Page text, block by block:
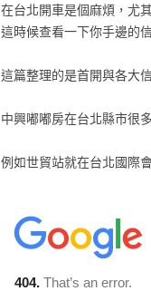
在台北開車是個麻煩，尤
這時候查看一下你手邊的
這篇整理的是首開與各大
中興嘟嘟房在台北縣市很
例如世貿站就在台北國際